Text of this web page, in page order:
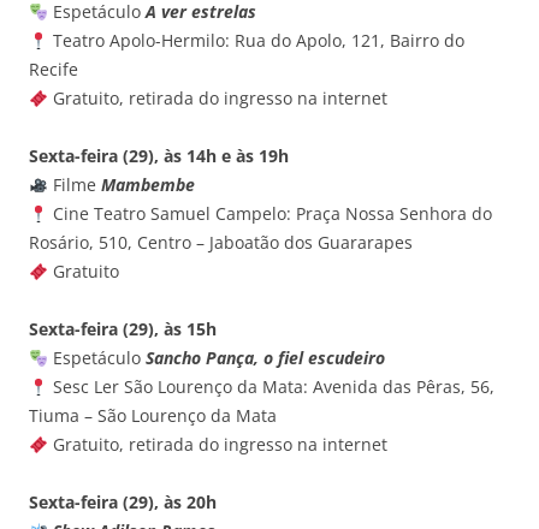
EspetáculoA ver estrelas
Teatro Apolo-Hermilo: Rua do Apolo, 121, Bairro do
Recife
Gratuito, retirada do ingresso na internet
Sexta-feira (29), às 14h e às 19h
Filme Mambembe
Cine Teatro Samuel Campelo: Praça Nossa Senhora do
Rosário, 510, Centro – Jaboatão dos Guararapes
Gratuito
Sexta-feira (29), às 15h
Espetáculo Sancho Pança, o fiel escudeiro
Sesc Ler São Lourenço da Mata: Avenida das Pêras, 56,
Tiuma – São Lourenço da Mata
Gratuito, retirada do ingresso na internet
Sexta-feira (29), às 20h